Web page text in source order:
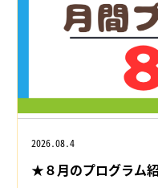
2026.08.4
★８月のプログラム